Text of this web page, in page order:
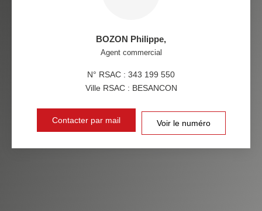
BOZON Philippe,
Agent commercial
N° RSAC : 343 199 550
Ville RSAC : BESANCON
Contacter par mail Voir le numéro